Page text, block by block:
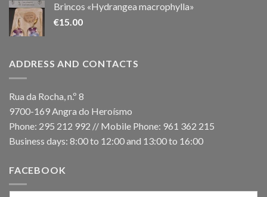
Brincos «Hydrangea macrophylla»
€15.00
ADDRESS AND CONTACTS
Rua da Rocha, n.º 8
9700-169 Angra do Heroísmo
Phone: 295 212 992 // Mobile Phone: 961 362 215
Business days: 8:00 to 12:00 and 13:00 to 16:00
FACEBOOK